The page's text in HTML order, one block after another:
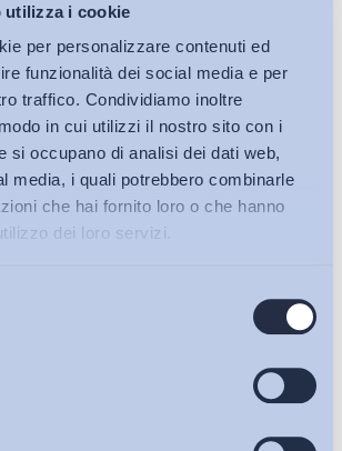
utilizza i cookie
per personalizzare contenuti ed
funzionalità dei social media e per
traffico. Condividiamo inoltre
in cui utilizzi il nostro sito con i
si occupano di analisi dei dati web,
media, i quali potrebbero combinarle
che hai fornito loro o che hanno
dei loro servizi.